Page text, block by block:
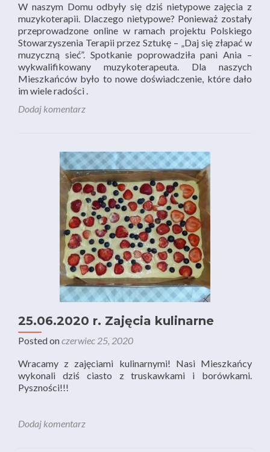
W naszym Domu odbyły się dziś nietypowe zajęcia z
muzykoterapii. Dlaczego nietypowe? Ponieważ zostały
przeprowadzone online w ramach projektu Polskiego
Stowarzyszenia Terapii przez Sztukę – „Daj się złapać w
muzyczną sieć”. Spotkanie poprowadziła pani Ania –
wykwalifikowany muzykoterapeuta. Dla naszych
Mieszkańców było to nowe doświadczenie, które dało
im wiele radości .
Dodaj komentarz
25.06.2020 r. Zajęcia kulinarne
Posted onczerwiec 25, 2020
Wracamy z zajęciami kulinarnymi! Nasi Mieszkańcy
wykonali dziś ciasto z truskawkami i borówkami.
Pyszności!!!
Dodaj komentarz